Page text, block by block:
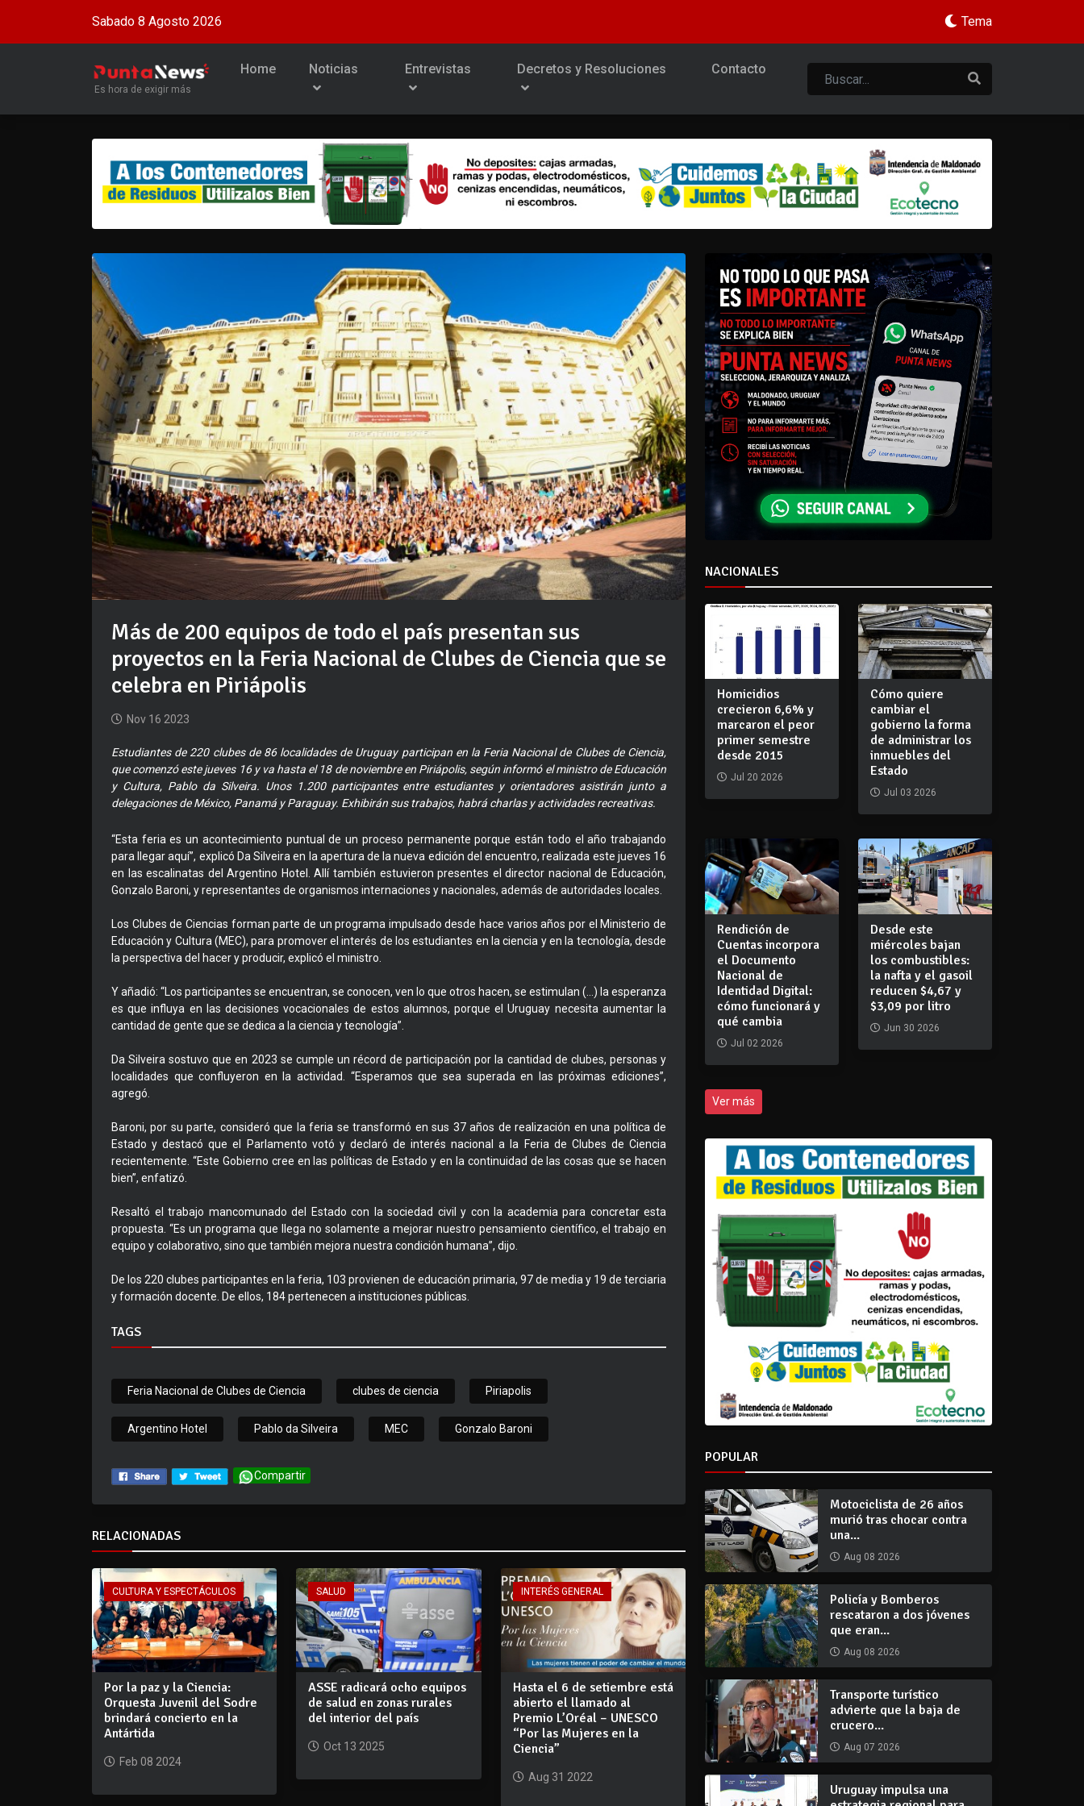
Sabado 8 Agosto 2026 Tema
Es hora de exigir más
Home Noticias Entrevistas Decretos y Resoluciones Contacto
Más de 200 equipos de todo el país presentan sus
proyectos en la Feria Nacional de Clubes de Ciencia que se
celebra en Piriápolis
Nov 16 2023
Estudiantes de 220 clubes de 86 localidades de Uruguay participan en la Feria Nacional de Clubes de Ciencia,
que comenzó este jueves 16 y va hasta el 18 de noviembre en Piriápolis, según informó el ministro de Educación
y Cultura, Pablo da Silveira. Unos 1.200 participantes entre estudiantes y orientadores asistirán junto a
delegaciones de México, Panamá y Paraguay. Exhibirán sus trabajos, habrá charlas y actividades recreativas.
“Esta feria es un acontecimiento puntual de un proceso permanente porque están todo el año trabajando
para llegar aquí”, explicó Da Silveira en la apertura de la nueva edición del encuentro, realizada este jueves 16
en las escalinatas del Argentino Hotel. Allí también estuvieron presentes el director nacional de Educación,
Gonzalo Baroni, y representantes de organismos internaciones y nacionales, además de autoridades locales.
Los Clubes de Ciencias forman parte de un programa impulsado desde hace varios años por el Ministerio de
Educación y Cultura (MEC), para promover el interés de los estudiantes en la ciencia y en la tecnología, desde
la perspectiva del hacer y producir, explicó el ministro.
Y añadió: “Los participantes se encuentran, se conocen, ven lo que otros hacen, se estimulan (…) la esperanza
es que influya en las decisiones vocacionales de estos alumnos, porque el Uruguay necesita aumentar la
cantidad de gente que se dedica a la ciencia y tecnología”.
Da Silveira sostuvo que en 2023 se cumple un récord de participación por la cantidad de clubes, personas y
localidades que confluyeron en la actividad. “Esperamos que sea superada en las próximas ediciones”,
agregó.
Baroni, por su parte, consideró que la feria se transformó en sus 37 años de realización en una política de
Estado y destacó que el Parlamento votó y declaró de interés nacional a la Feria de Clubes de Ciencia
recientemente. “Este Gobierno cree en las políticas de Estado y en la continuidad de las cosas que se hacen
bien”, enfatizó.
Resaltó el trabajo mancomunado del Estado con la sociedad civil y con la academia para concretar esta
propuesta. “Es un programa que llega no solamente a mejorar nuestro pensamiento científico, el trabajo en
equipo y colaborativo, sino que también mejora nuestra condición humana”, dijo.
De los 220 clubes participantes en la feria, 103 provienen de educación primaria, 97 de media y 19 de terciaria
y formación docente. De ellos, 184 pertenecen a instituciones públicas.
TAGS
Feria Nacional de Clubes de Ciencia clubes de ciencia Piriapolis
Argentino Hotel Pablo da Silveira MEC Gonzalo Baroni
Compartir
RELACIONADAS
CULTURA Y ESPECTÁCULOS
Por la paz y la Ciencia:
Orquesta Juvenil del Sodre
brindará concierto en la
Antártida
Feb 08 2024
SALUD
ASSE radicará ocho equipos
de salud en zonas rurales
del interior del país
Oct 13 2025
INTERÉS GENERAL
Hasta el 6 de setiembre está
abierto el llamado al
Premio L’Oréal – UNESCO
“Por las Mujeres en la
Ciencia”
Aug 31 2022
NACIONALES
Homicidios
crecieron 6,6% y
marcaron el peor
primer semestre
desde 2015
Jul 20 2026
Cómo quiere
cambiar el
gobierno la forma
de administrar los
inmuebles del
Estado
Jul 03 2026
Rendición de
Cuentas incorpora
el Documento
Nacional de
Identidad Digital:
cómo funcionará y
qué cambia
Jul 02 2026
Desde este
miércoles bajan
los combustibles:
la nafta y el gasoil
reducen $4,67 y
$3,09 por litro
Jun 30 2026
Ver más
POPULAR
Motociclista de 26 años
murió tras chocar contra
una...
Aug 08 2026
Policía y Bomberos
rescataron a dos jóvenes
que eran...
Aug 08 2026
Transporte turístico
advierte que la baja de
crucero...
Aug 07 2026
Uruguay impulsa una